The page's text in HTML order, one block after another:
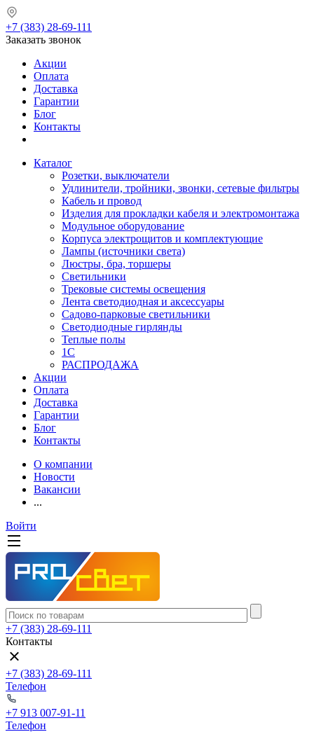
+7 (383) 28-69-111
Заказать звонок
Акции
Оплата
Доставка
Гарантии
Блог
Контакты
Каталог
Розетки, выключатели
Удлинители, тройники, звонки, сетевые фильтры
Кабель и провод
Изделия для прокладки кабеля и электромонтажа
Модульное оборудование
Корпуса электрощитов и комплектующие
Лампы (источники света)
Люстры, бра, торшеры
Светильники
Трековые системы освещения
Лента светодиодная и аксессуары
Садово-парковые светильники
Светодиодные гирлянды
Теплые полы
1С
РАСПРОДАЖА
Акции
Оплата
Доставка
Гарантии
Блог
Контакты
О компании
Новости
Вакансии
...
Войти
+7 (383) 28-69-111
Контакты
+7 (383) 28-69-111
Телефон
+7 913 007-91-11
Телефон